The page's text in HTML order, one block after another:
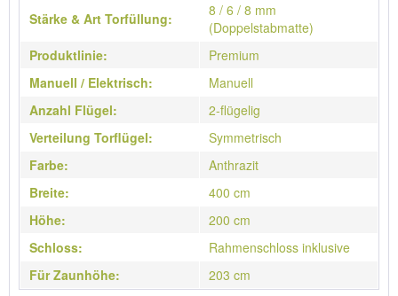
Stärke & Art Torfüllung:
8 / 6 / 8 mm
(Doppelstabmatte)
Produktlinie:
Premium
Manuell / Elektrisch:
Manuell
Anzahl Flügel:
2-flügelig
Verteilung Torflügel:
Symmetrisch
Farbe:
Anthrazit
Breite:
400 cm
Höhe:
200 cm
Schloss:
Rahmenschloss inklusive
Für Zaunhöhe:
203 cm